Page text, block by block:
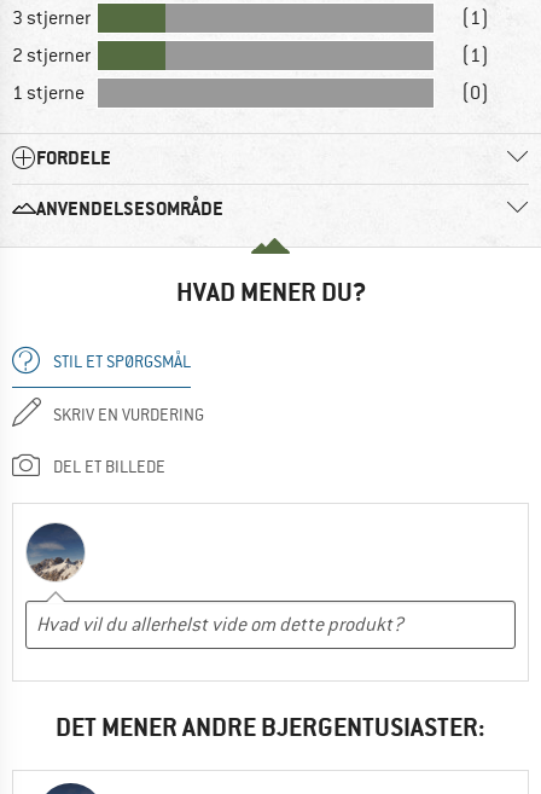
3 stjerner
(1)
2 stjerner
(1)
1 stjerne
(0)
FORDELE
ANVENDELSESOMRÅDE
HVAD MENER DU?
STIL ET SPØRGSMÅL
SKRIV EN VURDERING
DEL ET BILLEDE
DET MENER ANDRE BJERGENTUSIASTER: